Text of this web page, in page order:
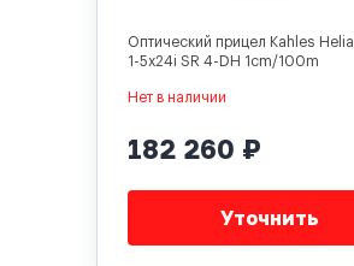
Оптический прицел Kahles Helia
1-5x24i SR 4-DH 1cm/100m
Нет в наличии
182 260 ₽
Уточнить